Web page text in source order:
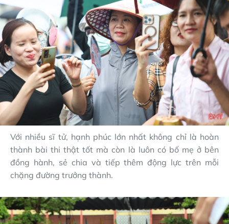
Với nhiều sĩ tử, hạnh phúc lớn nhất không chỉ là hoàn
thành bài thi thật tốt mà còn là luôn có bố mẹ ở bên
đồng hành, sẻ chia và tiếp thêm động lực trên mỗi
chặng đường trưởng thành.